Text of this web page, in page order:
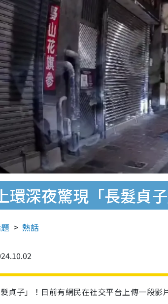
環深夜驚現「長髮貞
熱話
貞子」！日前有網民在社交平台上傳一段